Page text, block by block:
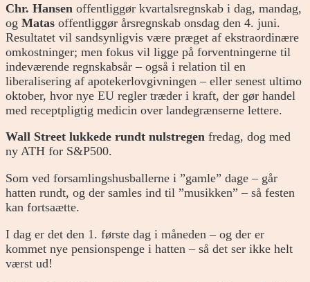
Chr. Hansen offentliggør kvartalsregnskab i dag, mandag,
og Matas offentliggør årsregnskab onsdag den 4. juni.
Resultatet vil sandsynligvis være præget af ekstraordinære
omkostninger; men fokus vil ligge på forventningerne til
indeværende regnskabsår – også i relation til en
liberalisering af apotekerlovgivningen – eller senest ultimo
oktober, hvor nye EU regler træder i kraft, der gør handel
med receptpligtig medicin over landegrænserne lettere.
Wall Street lukkede rundt nulstregen fredag, dog med
ny ATH for S&P500.
Som ved forsamlingshusballerne i ”gamle” dage – går
hatten rundt, og der samles ind til ”musikken” – så festen
kan fortsaætte.
I dag er det den 1. første dag i måneden – og der er
kommet nye pensionspenge i hatten – så det ser ikke helt
værst ud!